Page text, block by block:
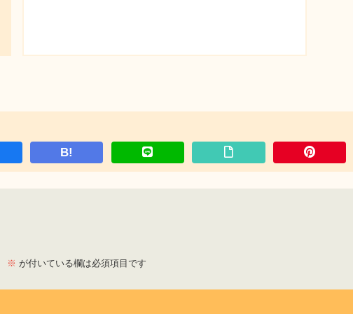
B!
※ が付いている欄は必須項目です